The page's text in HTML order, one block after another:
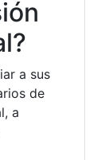
a sus
de
a